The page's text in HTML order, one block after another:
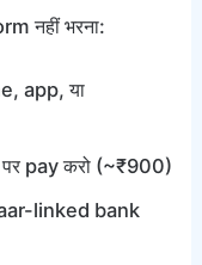
नहीं भरना:
app, या
pay करो (~₹900)
linked bank